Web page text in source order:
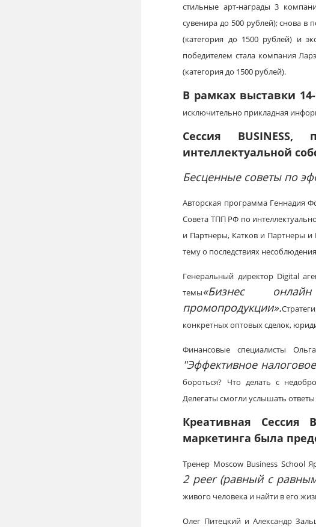
стильные арт-награды 3
сувенира до 500 рублей); снова в
(категория до 1500 рублей) и
победителем стала компания
(категория до 1500 рублей).
В рамках выставки
исключительно прикладная
Сессия
интеллектуальной
Бесценные советы по
Авторская программа Геннадия
Совета ТПП РФ по
и Партнеры, Катков и Партнеры и
тему о последствиях
Генеральный директор Digital
темы«Бизнес
промопродукции».
конкретных оптовых сделок,
Финансовые специалисты
"Эффективное
бороться? Что делать с
Делегаты смогли услышать
Креативная Сессия
маркетинга была
Тренер Moscow Business School
2 peer (равный с
живого человека и найти в его
Олег Питецкий и Александр